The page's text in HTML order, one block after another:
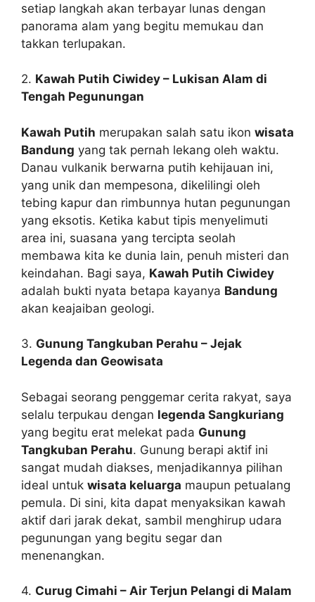
setiap langkah akan terbayar lunas dengan
panorama alam yang begitu memukau dan
takkan terlupakan.
2. Kawah Putih Ciwidey – Lukisan Alam di
Tengah Pegunungan
Kawah Putih merupakan salah satu ikon wisata
Bandung yang tak pernah lekang oleh waktu.
Danau vulkanik berwarna putih kehijauan ini,
yang unik dan mempesona, dikelilingi oleh
tebing kapur dan rimbunnya hutan pegunungan
yang eksotis. Ketika kabut tipis menyelimuti
area ini, suasana yang tercipta seolah
membawa kita ke dunia lain, penuh misteri dan
keindahan. Bagi saya, Kawah Putih Ciwidey
adalah bukti nyata betapa kayanya Bandung
akan keajaiban geologi.
3. Gunung Tangkuban Perahu – Jejak
Legenda dan Geowisata
Sebagai seorang penggemar cerita rakyat, saya
selalu terpukau dengan legenda Sangkuriang
yang begitu erat melekat pada Gunung
Tangkuban Perahu. Gunung berapi aktif ini
sangat mudah diakses, menjadikannya pilihan
ideal untuk wisata keluarga maupun petualang
pemula. Di sini, kita dapat menyaksikan kawah
aktif dari jarak dekat, sambil menghirup udara
pegunungan yang begitu segar dan
menenangkan.
4. Curug Cimahi – Air Terjun Pelangi di Malam